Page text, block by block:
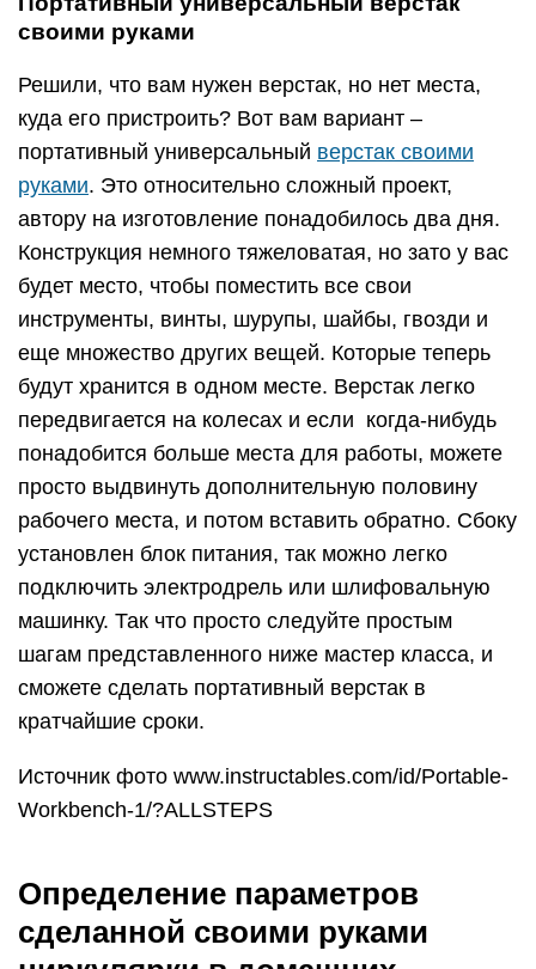
своими руками
Решили, что вам нужен верстак, но нет места,
куда его пристроить? Вот вам вариант –
портативный универсальный верстак своими
руками. Это относительно сложный проект,
автору на изготовление понадобилось два дня.
Конструкция немного тяжеловатая, но зато у вас
будет место, чтобы поместить все свои
инструменты, винты, шурупы, шайбы, гвозди и
еще множество других вещей. Которые теперь
будут хранится в одном месте. Верстак легко
передвигается на колесах и если когда-нибудь
понадобится больше места для работы, можете
просто выдвинуть дополнительную половину
рабочего места, и потом вставить обратно. Сбоку
установлен блок питания, так можно легко
подключить электродрель или шлифовальную
машинку. Так что просто следуйте простым
шагам представленного ниже мастер класса, и
сможете сделать портативный верстак в
кратчайшие сроки.
Источник фото www.instructables.com/id/Portable-
Workbench-1/?ALLSTEPS
Определение параметров
сделанной своими руками